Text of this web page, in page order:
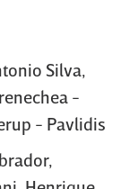
Silva,
-
- Pavlidis